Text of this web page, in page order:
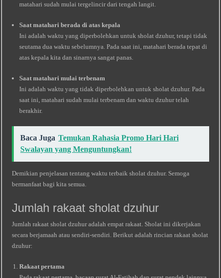
matahari sudah mulai tergelincir dari tengah langit.
Saat matahari berada di atas kepala
Ini adalah waktu yang diperbolehkan untuk sholat dzuhur, tetapi tidak
seutama dua waktu sebelumnya. Pada saat ini, matahari berada tepat di
atas kepala kita dan sinarnya sangat panas.
Saat matahari mulai terbenam
Ini adalah waktu yang tidak diperbolehkan untuk sholat dzuhur. Pada
saat ini, matahari sudah mulai terbenam dan waktu dzuhur telah
berakhir.
Baca Juga Temukan Rahasia Promo Hari Hari
Swalayan yang Menguntungkan!
Demikian penjelasan tentang waktu terbaik sholat dzuhur. Semoga
bermanfaat bagi kita semua.
Jumlah rakaat sholat dzuhur
Jumlah rakaat sholat dzuhur adalah empat rakaat. Sholat ini dikerjakan
secara berjamaah atau sendiri-sendiri. Berikut adalah rincian rakaat sholat
dzuhur:
Rakaat pertama